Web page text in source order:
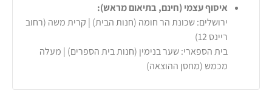
איסוף עצמי (חינם, בתיאום מראש):
ירושלים: שכונת הר חומה (חנות הבית) | קרית משה (רחוב
ריינס 12)
בית הספארי: שער בנימין (חנות בית הספרים) | מעלה
מכמש (מחסן ההוצאה)